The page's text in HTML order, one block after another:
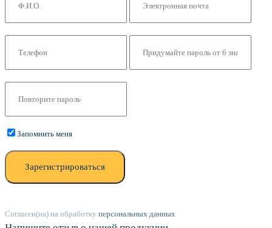
Запомнить меня
Зарегистрироваться
Согласен(на) на обработку персональных данных